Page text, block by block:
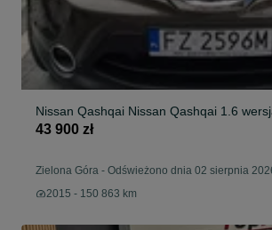
Nissan Qashqai Nissan Qashqai 1.6
43 900 zł
Zielona Góra - Odświeżono dnia 02 sierpnia
2015 - 150 863 km